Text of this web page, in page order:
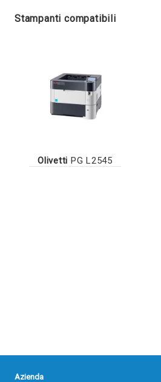
Stampanti compatibili
Olivetti PG L2545
Azienda